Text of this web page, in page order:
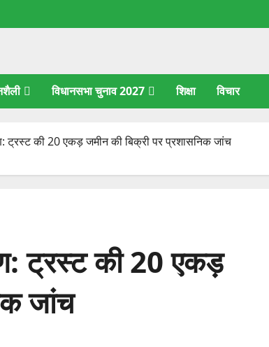
विधानसभा चुनाव 2027 शिक्षा विचार
ट्रस्ट की 20 एकड़ जमीन की बिक्री पर प्रशासनिक जांच
ट्रस्ट की 20 एकड़
जांच